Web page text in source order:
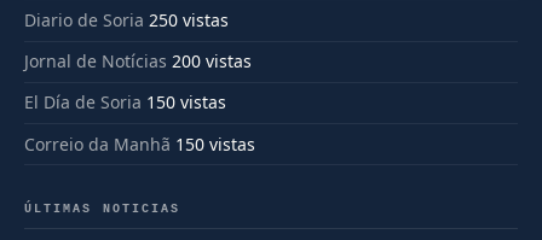
Diario de Soria 250 vistas
Jornal de Notícias 200 vistas
El Día de Soria 150 vistas
Correio da Manhã 150 vistas
ÚLTIMAS NOTICIAS